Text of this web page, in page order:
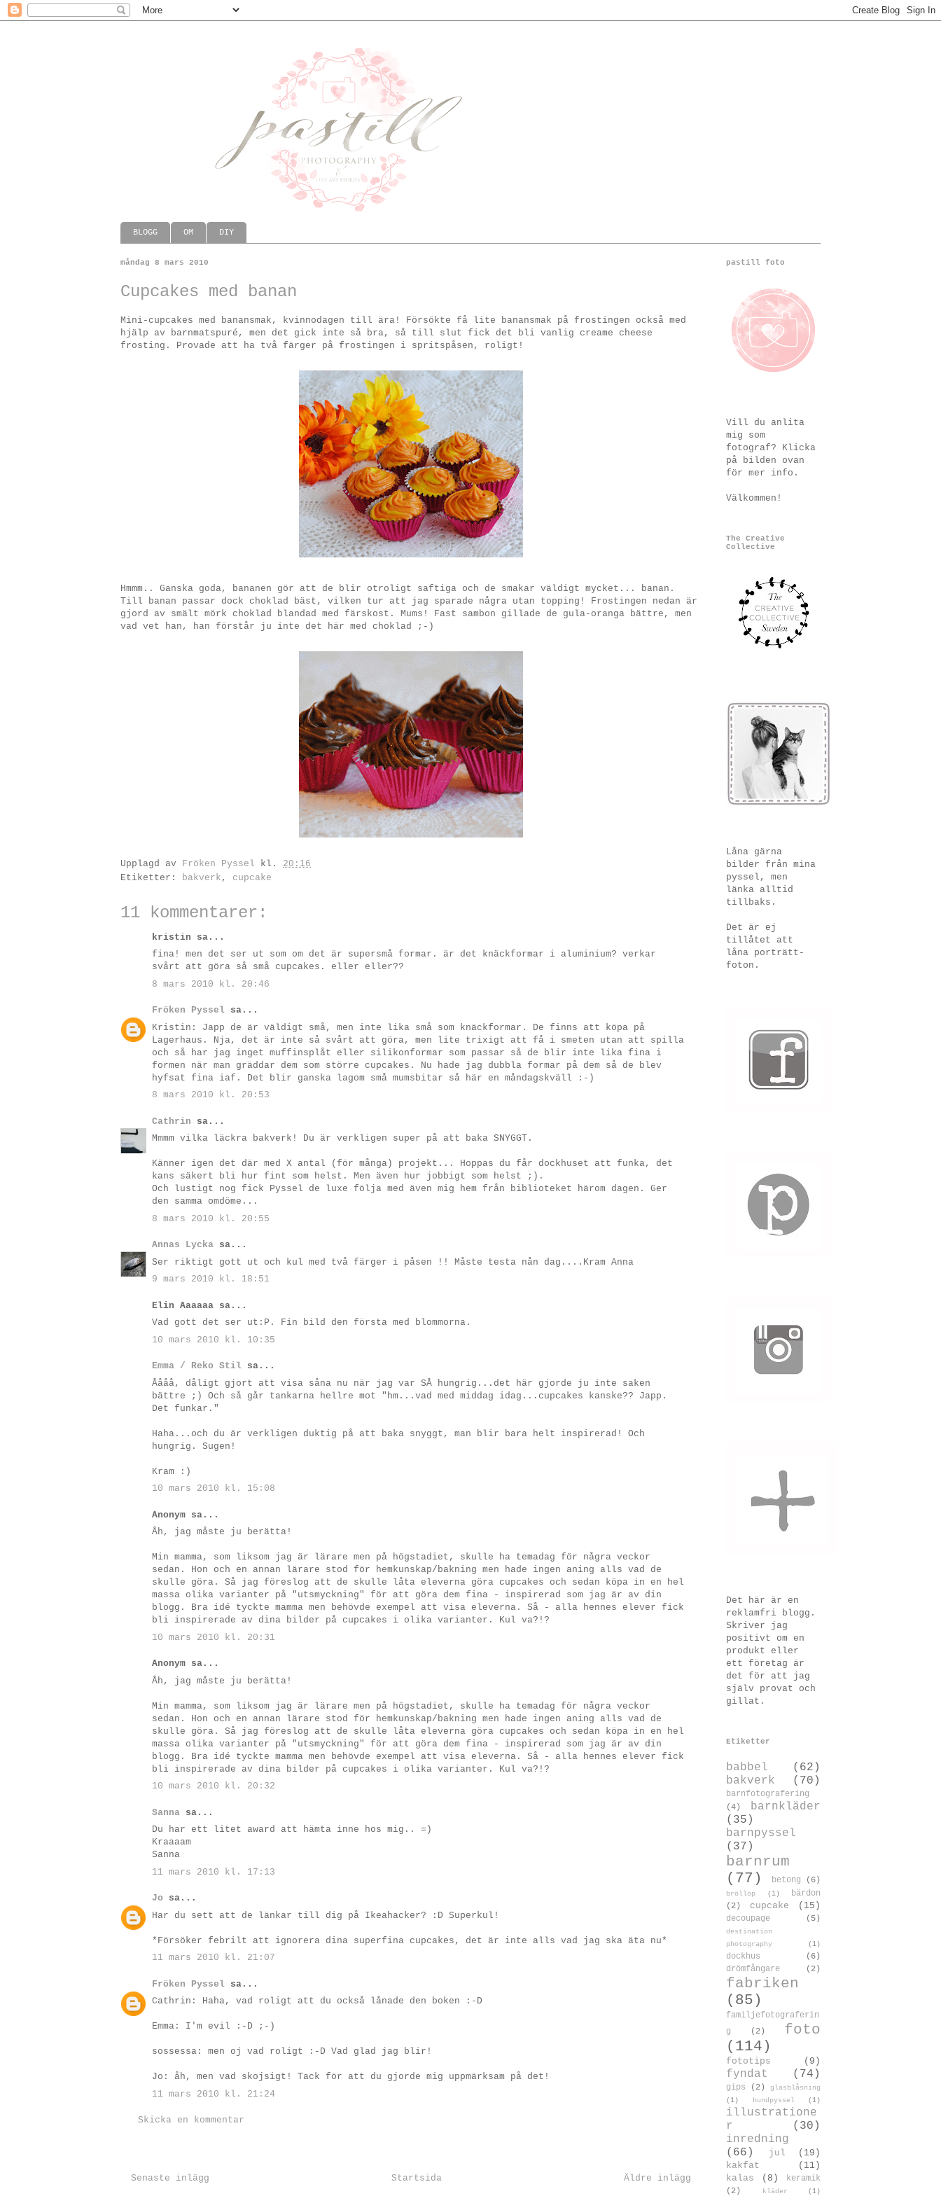
BLOGG OM DIY
måndag 8 mars 2010
Cupcakes med banan
Mini-cupcakes med banansmak, kvinnodagen till ära! Försökte få lite banansmak på frostingen också med
hjälp av barnmatspuré, men det gick inte så bra, så till slut fick det bli vanlig creame cheese
frosting. Provade att ha två färger på frostingen i spritspåsen, roligt!
Hmmm.. Ganska goda, bananen gör att de blir otroligt saftiga och de smakar väldigt mycket... banan.
Till banan passar dock choklad bäst, vilken tur att jag sparade några utan topping! Frostingen nedan är
gjord av smält mörk choklad blandad med färskost. Mums! Fast sambon gillade de gula-oranga bättre, men
vad vet han, han förstår ju inte det här med choklad ;-)
Upplagd av Fröken Pyssel kl. 20:16
Etiketter:
bakverk , cupcake
11 kommentarer:
kristin sa...
fina! men det ser ut som om det är supersmå formar. är det knäckformar i aluminium? verkar
svårt att göra så små cupcakes. eller eller??
8 mars 2010 kl. 20:46
Fröken Pyssel sa...
Kristin: Japp de är väldigt små, men inte lika små som knäckformar. De finns att köpa på
Lagerhaus. Nja, det är inte så svårt att göra, men lite trixigt att få i smeten utan att spilla
och så har jag inget muffinsplåt eller silikonformar som passar så de blir inte lika fina i
formen när man gräddar dem som större cupcakes. Nu hade jag dubbla formar på dem så de blev
hyfsat fina iaf. Det blir ganska lagom små mumsbitar så här en måndagskväll :-)
8 mars 2010 kl. 20:53
Cathrin sa...
Mmmm vilka läckra bakverk! Du är verkligen super på att baka SNYGGT.
Känner igen det där med X antal (för många) projekt... Hoppas du får dockhuset att funka, det
kans säkert bli hur fint som helst. Men även hur jobbigt som helst ;).
Och lustigt nog fick Pyssel de luxe följa med även mig hem från biblioteket härom dagen. Ger
den samma omdöme...
8 mars 2010 kl. 20:55
Annas Lycka sa...
Ser riktigt gott ut och kul med två färger i påsen !! Måste testa nån dag....Kram Anna
9 mars 2010 kl. 18:51
Elin Aaaaaa sa...
Vad gott det ser ut:P. Fin bild den första med blommorna.
10 mars 2010 kl. 10:35
Emma / Reko Stil sa...
Åååå, dåligt gjort att visa såna nu när jag var SÅ hungrig...det här gjorde ju inte saken
bättre ;) Och så går tankarna hellre mot "hm...vad med middag idag...cupcakes kanske?? Japp.
Det funkar."
Haha...och du är verkligen duktig på att baka snyggt, man blir bara helt inspirerad! Och
hungrig. Sugen!
Kram :)
10 mars 2010 kl. 15:08
Anonym sa...
Åh, jag måste ju berätta!
Min mamma, som liksom jag är lärare men på högstadiet, skulle ha temadag för några veckor
sedan. Hon och en annan lärare stod för hemkunskap/bakning men hade ingen aning alls vad de
skulle göra. Så jag föreslog att de skulle låta eleverna göra cupcakes och sedan köpa in en hel
massa olika varianter på "utsmyckning" för att göra dem fina - inspirerad som jag är av din
blogg. Bra idé tyckte mamma men behövde exempel att visa eleverna. Så - alla hennes elever fick
bli inspirerade av dina bilder på cupcakes i olika varianter. Kul va?!?
10 mars 2010 kl. 20:31
Anonym sa...
Åh, jag måste ju berätta!
Min mamma, som liksom jag är lärare men på högstadiet, skulle ha temadag för några veckor
sedan. Hon och en annan lärare stod för hemkunskap/bakning men hade ingen aning alls vad de
skulle göra. Så jag föreslog att de skulle låta eleverna göra cupcakes och sedan köpa in en hel
massa olika varianter på "utsmyckning" för att göra dem fina - inspirerad som jag är av din
blogg. Bra idé tyckte mamma men behövde exempel att visa eleverna. Så - alla hennes elever fick
bli inspirerade av dina bilder på cupcakes i olika varianter. Kul va?!?
10 mars 2010 kl. 20:32
Sanna sa...
Du har ett litet award att hämta inne hos mig.. =)
Kraaaam
Sanna
11 mars 2010 kl. 17:13
Jo sa...
Har du sett att de länkar till dig på Ikeahacker? :D Superkul!
*Försöker febrilt att ignorera dina superfina cupcakes, det är inte alls vad jag ska äta nu*
11 mars 2010 kl. 21:07
Fröken Pyssel sa...
Cathrin: Haha, vad roligt att du också lånade den boken :-D
Emma: I'm evil :-D ;-)
sossessa: men oj vad roligt :-D Vad glad jag blir!
Jo: åh, men vad skojsigt! Tack för att du gjorde mig uppmärksam på det!
11 mars 2010 kl. 21:24
Skicka en kommentar
Senaste inlägg Äldre inlägg
Startsida
pastill foto
Vill du anlita
mig som
fotograf? Klicka
på bilden ovan
för mer info.
Välkommen!
The Creative
Collective
Låna gärna
bilder från mina
pyssel, men
länka alltid
tillbaks.
Det är ej
tillåtet att
låna porträtt-
foton.
Det här är en
reklamfri blogg.
Skriver jag
positivt om en
produkt eller
ett företag är
det för att jag
själv provat och
gillat.
Etiketter
babbel
(62)
bakverk
(70)
barnfotografering
(4)
barnkläder
(35)
barnpyssel
(37)
barnrum
(77)
betong (6)
bröllop (1)
bärdon
(2)
cupcake (15)
decoupage (5)
destination
photography
(1)
dockhus
(6)
drömfångare
(2)
fabriken
(85)
familjefotograferin
g
(2)
foto
(114)
fototips (9)
fyndat (74)
gips (2)
glasblåsning
(1)
hundpyssel (1)
illustratione
r
(30)
inredning
(66)
jul
(19)
kakfat
(11)
kalas
(8)
keramik
(2)
kläder (1)